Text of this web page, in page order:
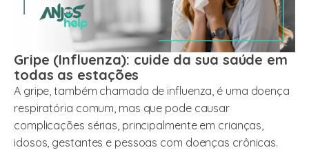
Gripe (Influenza): cuide da sua saúde em
todas as estações
A gripe, também chamada de influenza, é uma doença
respiratória comum, mas que pode causar
complicações sérias, principalmente em crianças,
idosos, gestantes e pessoas com doenças crônicas.